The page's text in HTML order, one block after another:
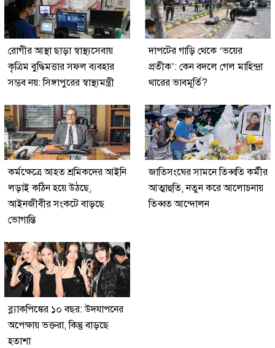
রোগীর আস্থা ছাড়া স্বাস্থ্যসেবায়
কৃত্রিম বুদ্ধিমত্তার সফল ব্যবহার
সম্ভব নয়: সিঙ্গাপুরের স্বাস্থ্যমন্ত্রী
দাপটের গাড়ি থেকে ‘ভয়ের
প্রতীক’: কেন বদলে গেল মাহিন্দ্রা
থারের ভাবমূর্তি?
কর্মক্ষেত্রে আহত শ্রমিকদের আইনি
লড়াই কঠিন হয়ে উঠছে,
আইনজীবীর সংকটে বাড়ছে
ভোগান্তি
জাতিসংঘের সামনে তিব্বতি কর্মীর
আত্মাহুতি, নতুন করে আলোচনায়
তিব্বত আন্দোলন
ব্ল্যাকপিঙ্কের ১০ বছর: উদযাপনের
অপেক্ষায় ভক্তরা, কিন্তু বাড়ছে
হতাশা